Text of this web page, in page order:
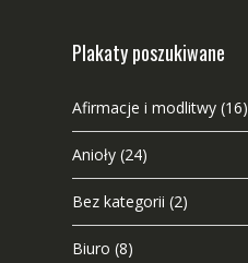
Plakaty poszukiwane
Afirmacje i modlitwy (16)
Anioły (24)
Bez kategorii (2)
Biuro (8)